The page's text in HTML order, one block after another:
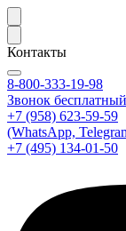
Контакты
8-800-333-19-98
Звонок
+7 (958) 623-59-59
(WhatsApp,
+7 (495) 134-01-50